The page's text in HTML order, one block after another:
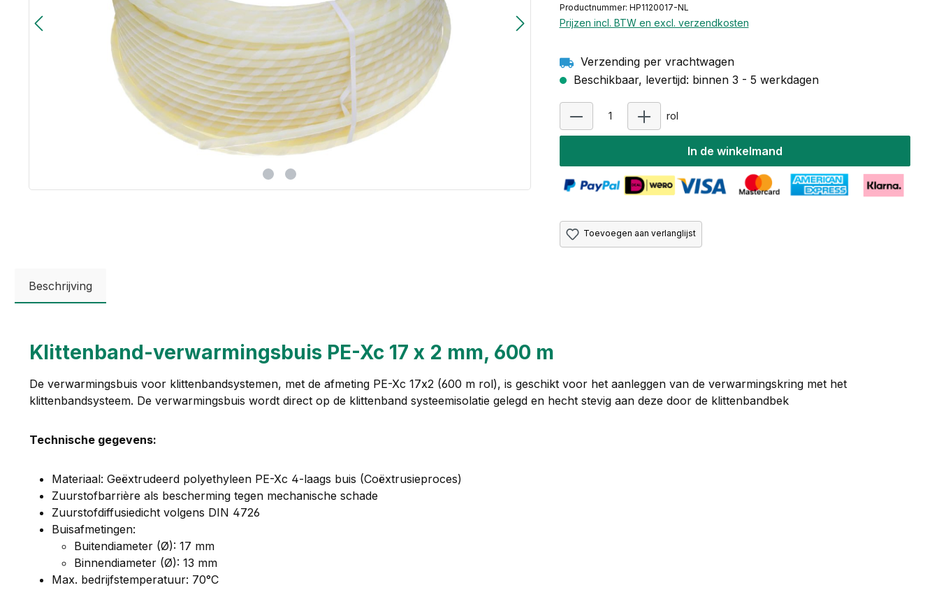
Productnummer: HP1120017-NL
Prijzen incl. BTW en excl. verzendkosten
Verzending per vrachtwagen
Beschikbaar, levertijd: binnen 3 - 5 werkdagen
rol
In de winkelmand
Toevoegen aan verlanglijst
Beschrijving
Klittenband-verwarmingsbuis PE-Xc 17 x 2 mm, 600 m
De verwarmingsbuis voor klittenbandsystemen, met de afmeting PE-Xc 17x2 (600 m rol), is geschikt voor het aanleggen van de verwarmingskring met het
klittenbandsysteem. De verwarmingsbuis wordt direct op de klittenband systeemisolatie gelegd en hecht stevig aan deze door de klittenbandbek
Technische gegevens:
Materiaal: Geëxtrudeerd polyethyleen PE-Xc 4-laags buis (Coëxtrusieproces)
Zuurstofbarrière als bescherming tegen mechanische schade
Zuurstofdiffusiedicht volgens DIN 4726
Buisafmetingen:
Buitendiameter (Ø): 17 mm
Binnendiameter (Ø): 13 mm
Max. bedrijfstemperatuur: 70°C